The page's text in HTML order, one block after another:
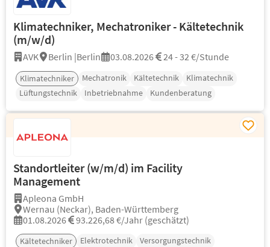
Klimatechniker, Mechatroniker - Kältetechnik
(m/w/d)
AVK Berlin |Berlin 03.08.2026 24 - 32 €/Stunde
Klimatechniker Mechatronik Kältetechnik
Klimatechnik
Lüftungstechnik
Inbetriebnahme Kundenberatung
Standortleiter (w/m/d) im Facility
Management
Apleona GmbH
Wernau (Neckar), Baden-Württemberg
01.08.2026
93.226,68 €/Jahr (geschätzt)
Kältetechniker Elektrotechnik
Versorgungstechnik